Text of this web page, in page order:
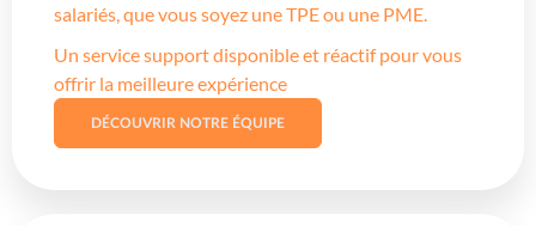
salariés, que vous soyez une TPE ou une PME.
Un service support disponible et réactif pour vous
offrir la meilleure expérience
DÉCOUVRIR NOTRE ÉQUIPE